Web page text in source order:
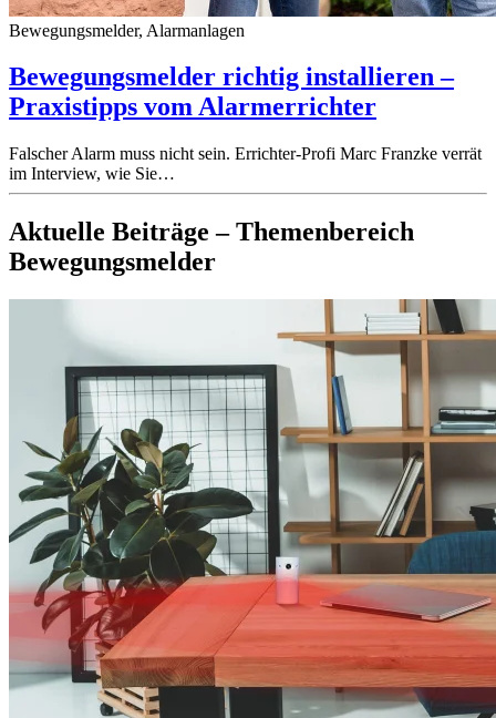
Bewegungsmelder, Alarmanlagen
Bewegungsmelder richtig installieren –
Praxistipps vom Alarmerrichter
Falscher Alarm muss nicht sein. Errichter-Profi Marc Franzke verrät
im Interview, wie Sie…
Aktuelle Beiträge – Themenbereich
Bewegungsmelder